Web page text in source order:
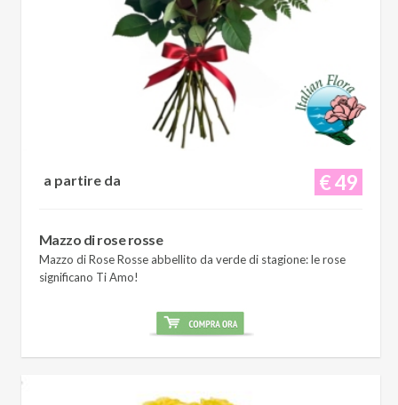
€ 49
a partire da
Mazzo di rose rosse
Mazzo di Rose Rosse abbellito da verde di stagione: le rose
significano Ti Amo!